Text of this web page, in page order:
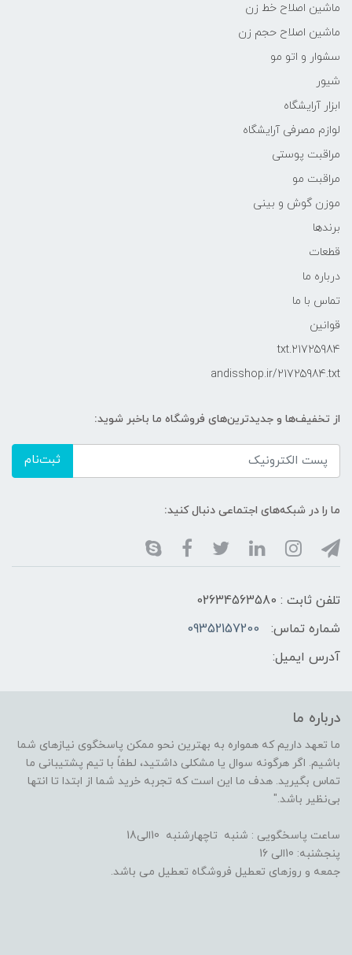
ماشین اصلاح خط زن
ماشین اصلاح حجم زن
سشوار و اتو مو
شیور
ابزار آرایشگاه
لوازم مصرفی آرایشگاه
مراقبت پوستی
مراقبت مو
موزن گوش و بینی
برندها
قطعات
درباره ما
تماس با ما
قوانین
21725984.txt
andisshop.ir/21725984.txt
از تخفیف‌ها و جدیدترین‌های فروشگاه ما باخبر شوید:
ثبت‌نام
ما را در شبکه‌های اجتماعی دنبال کنید:
تلفن ثابت : 02634563580
شماره تماس:
09352157200
آدرس ایمیل:
درباره ما
ما تعهد داریم که همواره به بهترین نحو ممکن پاسخگوی نیازهای شما
باشیم. اگر هرگونه سوال یا مشکلی داشتید، لطفاً با تیم پشتیبانی ما
تماس بگیرید. هدف ما این است که تجربه خرید شما از ابتدا تا انتها
بی‌نظیر باشد."
ساعت پاسخگویی : شنبه تاچهارشنبه 10الی18
پنجشنبه: 10الی 16
جمعه و روزهای تعطیل فروشگاه تعطیل می باشد.